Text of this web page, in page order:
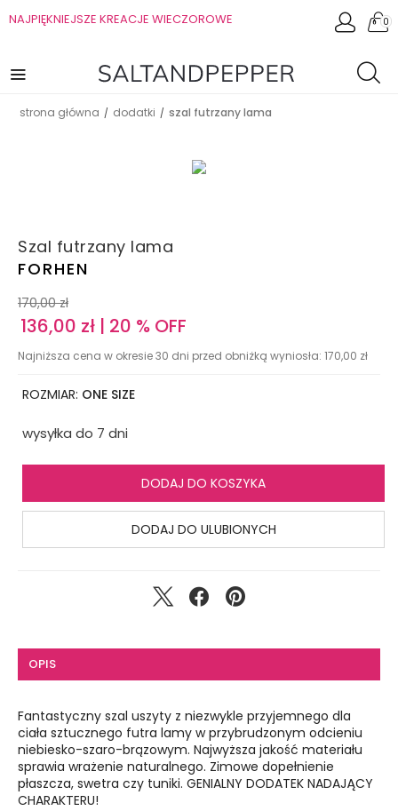
NAJPIĘKNIEJSZE KREACJE WIECZOROWE 0
strona główna / dodatki / szal futrzany lama
Szal futrzany lama
FORHEN
170,00 zł
136,00 zł | 20 % OFF
Najniższa cena w okresie 30 dni przed obniżką wyniosła: 170,00 zł
ROZMIAR: ONE SIZE
wysyłka do 7 dni
DODAJ DO KOSZYKA
DODAJ DO ULUBIONYCH
OPIS
Fantastyczny szal uszyty z niezwykle przyjemnego dla
ciała sztucznego futra lamy w przybrudzonym odcieniu
niebiesko-szaro-brązowym. Najwyższa jakość materiału
sprawia wrażenie naturalnego. Zimowe dopełnienie
płaszcza, swetra czy tuniki. GENIALNY DODATEK NADAJĄCY
CHARAKTERU!